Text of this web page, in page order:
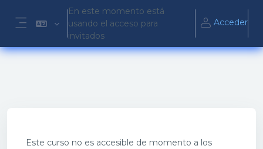
Salta al contenido principal
Panel lateral
En este momento está
usando el acceso para
invitados
Acceder
Este curso no es accesible de momento a los